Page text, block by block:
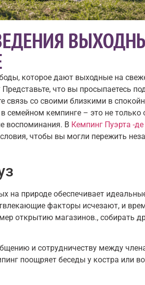
которое дают выходные на
что вы просыпаетесь
связь со своими близкими в
семейном кемпинге – это не только
воспоминания. В Кемпинг Пуэрта -де
чтобы вы могли пережить
на природе обеспечивает
факторы исчезают, и
открытию магазинов., собирать
и сотрудничеству между
поощряет беседы у костра или